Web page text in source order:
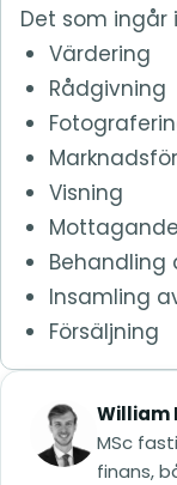
Det som ingår
Värdering
Rådgivning
Visning
Behandling
Insamling
Försäljning
William
MSc
finans,